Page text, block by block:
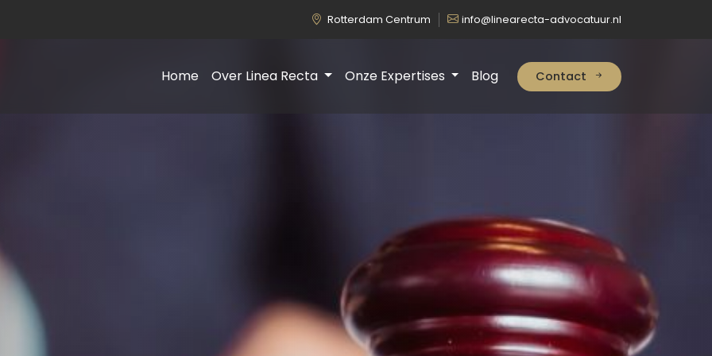
Rotterdam Centrum info@linearecta-advocatuur.nl
Home Over Linea Recta Onze Expertises Blog Contact